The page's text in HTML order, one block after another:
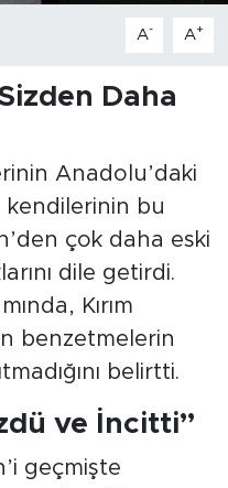
A- A+
Daha
Anadolu’daki
bu
çok daha eski
dile getirdi.
Kırım
benzetmelerin
belirtti.
ve İncitti”
geçmişte